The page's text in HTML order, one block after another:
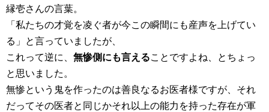
縁壱さんの言葉。
「私たちの才覚を凌ぐ者が今この瞬間にも産声を上げてい
る」と言っていましたが、
これって逆に、 無惨側にも言えることですよね、とちょっ
と思いました。
無惨という鬼を作ったのは善良なるお医者様ですが、それ
だってその医者と同じかそれ以上の能力を持った存在が軍